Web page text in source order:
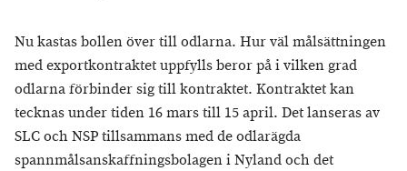
Nu kastas bollen över till odlarna. Hur väl målsättningen
med exportkontraktet uppfylls beror på i vilken grad
odlarna förbinder sig till kontraktet. Kontraktet kan
tecknas under tiden 16 mars till 15 april. Det lanseras av
SLC och NSP tillsammans med de odlarägda
spannmålsanskaffningsbolagen i Nyland och det